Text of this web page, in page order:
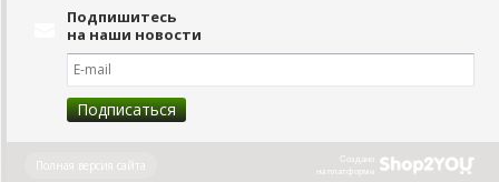
Подпишитесь
на наши новости
Создано
на платформе
Полная версия сайта